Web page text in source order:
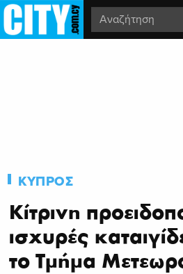
ΚΥΠΡΟΣ
Κίτρινη
ισχυρές
το Τμήμα